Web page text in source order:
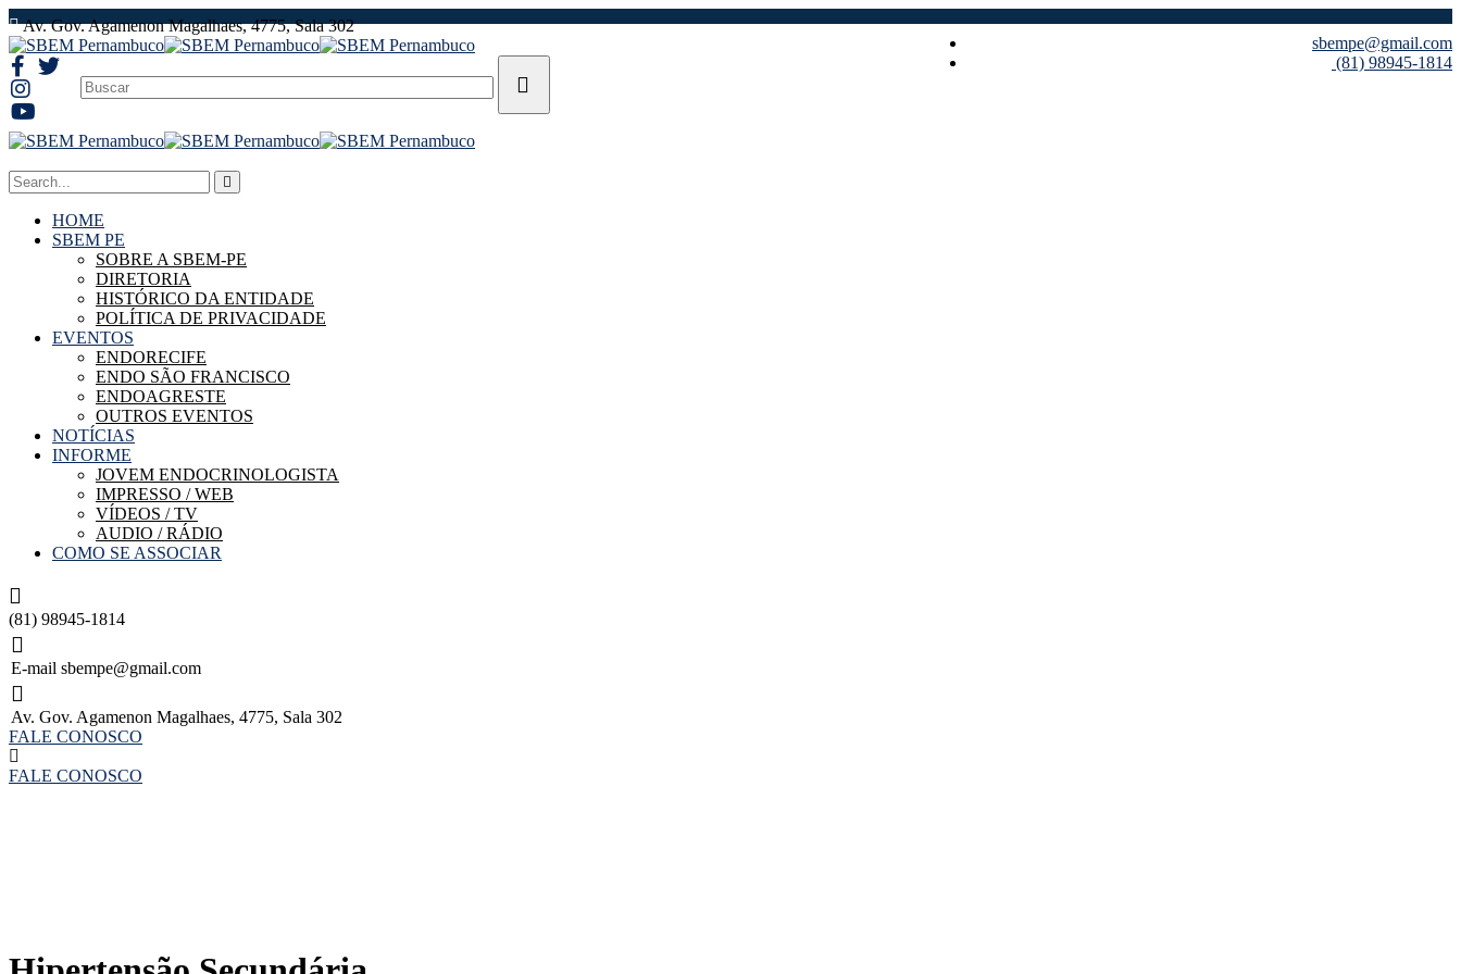
Av. Gov. Agamenon Magalhaes, 4775, Sala 302
sbempe@gmail.com
(81) 98945-1814
HOME
SBEM PE
SOBRE A SBEM-PE
DIRETORIA
HISTÓRICO DA ENTIDADE
POLÍTICA DE PRIVACIDADE
EVENTOS
ENDORECIFE
ENDO SÃO FRANCISCO
ENDOAGRESTE
OUTROS EVENTOS
NOTÍCIAS
INFORME
JOVEM ENDOCRINOLOGISTA
IMPRESSO / WEB
VÍDEOS / TV
AUDIO / RÁDIO
COMO SE ASSOCIAR
(81) 98945-1814
E-mail sbempe@gmail.com
Av. Gov. Agamenon Magalhaes, 4775, Sala 302
FALE CONOSCO
FALE CONOSCO